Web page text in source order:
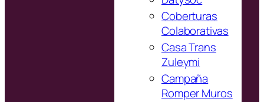
Coberturas
Colaborativas
Casa Trans
Zuleymi
Campaña
Romper Muros